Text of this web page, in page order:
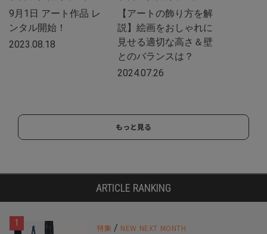
9月1日 アート作品 レ
ンタル開始！
2023.08.18
【アートの飾り方を解
説】絵画をおしゃれに
見せる適切な高さ＆壁
とのバランスは？
2024.07.26
もっと見る
ARTICLE RANKING
1 特集 / NEW NEXT MONTH